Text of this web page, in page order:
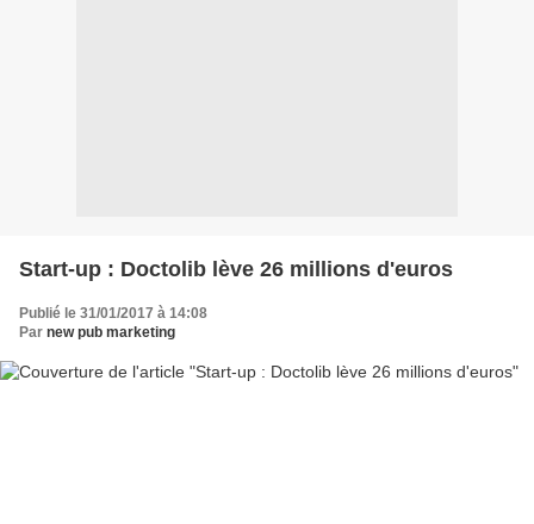
Start-up : Doctolib lève 26 millions d'euros
Publié le 31/01/2017 à 14:08
Par new pub marketing